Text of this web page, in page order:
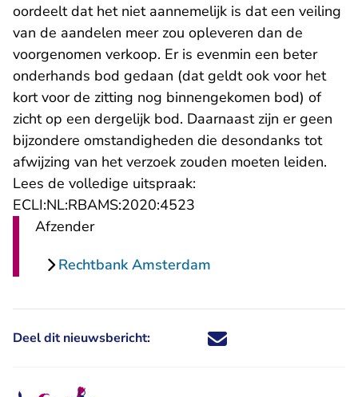
oordeelt dat het niet aannemelijk is dat een veiling
van de aandelen meer zou opleveren dan de
voorgenomen verkoop. Er is evenmin een beter
onderhands bod gedaan (dat geldt ook voor het
kort voor de zitting nog binnengekomen bod) of
zicht op een dergelijk bod. Daarnaast zijn er geen
bijzondere omstandigheden die desondanks tot
afwijzing van het verzoek zouden moeten leiden.
Lees de volledige uitspraak:
ECLI:NL:RBAMS:2020:4523
Afzender
Rechtbank Amsterdam
Deel dit nieuwsbericht: Deel dit nieuwsbericht via X -
Deel dit nieuwsbericht via
Deel dit nieuwsbericht
Deel dit